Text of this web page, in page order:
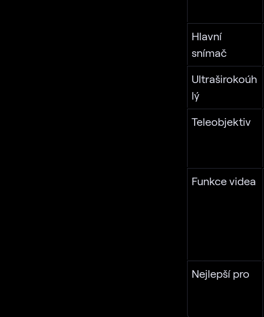
Hlavní
snímač
Ultraširokoúh
lý
Teleobjektiv
Funkce videa
Nejlepší pro